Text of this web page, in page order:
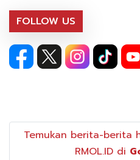
FOLLOW US
Temukan berita-berita
RMOL.ID di